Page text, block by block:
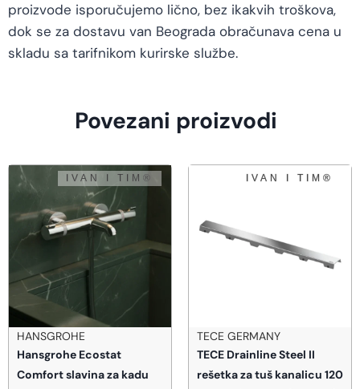
proizvode isporučujemo lično, bez ikakvih troškova,
dok se za dostavu van Beograda obračunava cena u
skladu sa tarifnikom kurirske službe.
Povezani proizvodi
TECE GERMANY
TECE Drainline Steel II
rešetka za tuš kanalicu 120
HANSGROHE
Hansgrohe Ecostat
Universal slavina za